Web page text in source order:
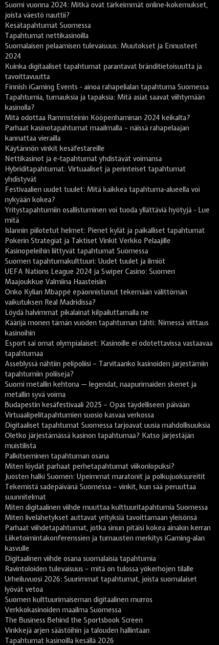
Suomi vuonna 2024: Mitkä ovat tärkeimmät online-kokemukset,
joista väestö nauttii?
Kesätapahtumat Suomessa
Tapahtumat nettikasinoilla
Suomalaisen pelaamisen tulevaisuus: Muutokset ja Ennusteet
2024
Kuinka digitaaliset tapahtumat parantavat bränditietoisuutta ja
tavoittavuutta
Finnish iGaming Events - ainoa rahapelialan tapahtuma Suomessa
Tapahtumia, turnauksia ja tapaksia: Mitä asiat saavat viihtymään
kasinolla?
Mitä odottaa Rammsteinin Kööpenhaminan 2024 keikalta?
Parhaat kasinotapahtumat maailmalla – näissä rahapelaajan
kannattaa vierailla
Käytännön vinkit kesäfestareille
Nettikasinot ja e-tapahtumat yhdistävät voimansa
Hybriditapahtumat: Virtuaaliset ja perinteiset tapahtumat
yhdistyvät
Festivaalien uudet tuulet: Mitä kaikkea tapahtuma-alueella voi
nykyään kokea?
Yritystapahtumiin osallistuminen voi tuoda yllättäviä hyötyjä - Lue
mitä
Islannin piilotetut helmet: Pienet kylät ja paikalliset tapahtumat
Pokerin Strategiat ja Taktiset Vinkit Verkko Pelaajille
Kasinopeleihin liittyvät tapahtumat Suomessa
Suomen tapahtumakulttuuri: Uudet tuulet ja ilmiöt
UEFA Nations League 2024 ja Swiper Casino: Suomen
Maajoukkue Valmiina Haasteisiin
Onko Kylian Mbappé epäonnistunut tekemään välittömän
vaikutuksen Real Madridissa?
Löydä halvimmat pikalainat kilpailuttamalla ne
Käärijä monen tämän vuoden tapahtuman tähti: Nimessä viittaus
kasinoihin
Esport sai omat olympialaiset: Kasinoille ei odotettavissa vastaavaa
tapahtumaa
Asseblyssä nähtiin pelipoliisi – Tarvitaanko kasinoiden järjestämiin
tapahtumiin poliiseja?
Suomi metallin kehtona — legendat, naapurimaiden skenet ja
metallin syvä voima
Budapestin kesäfestivaali 2025 – Opas täydelliseen päivään
Virtuaalipelitapahtumien suosio kasvaa verkossa
Digitaaliset tapahtumat Suomessa tarjoavat uusia mahdollisuuksia
Oletko järjestämässä kasinon tapahtumaa? Katso järjestäjän
muistilista
Palkitseminen tapahtuman osana
Miten löydät parhaat perhetapahtumat viikonlopuksi?
Juosten halki Suomen: Upeimmat maratonit ja polkujuoksureitit
Tekemistä sadepäivänä Suomessa – vinkit, kun sää peruuttaa
suunnitelmat
Miten digitaalinen viihde muuttaa kulttuuritapahtumia Suomessa
Miten livelähetykset auttavat yrityksiä tavoittamaan yleisönsä
Parhaat viihdetapahtumat, jotka sinun pitäisi kokea ainakin kerran
Liiketoimintakonferenssien ja turnausten merkitys iGaming-alan
kasvulle
Digitaalinen viihde osana suomalaisia tapahtumia
Ravintoloiden tulevaisuus – mitä on tulossa yökerhojen tilalle
Urheiluvuosi 2026: Suurimmat tapahtumat, joista suomalaiset
lyövät vetoa
Suomen kulttuurimaiseman digitaalinen murros
Verkkokasinoiden maailma Suomessa
The Business Behind the Sportsbook Screen
Vinkkejä arjen säästöihin ja talouden hallintaan
Tapahtumat kasinoilla kesällä 2026